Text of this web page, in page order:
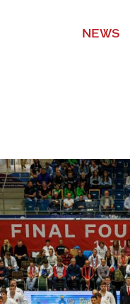
NEWS